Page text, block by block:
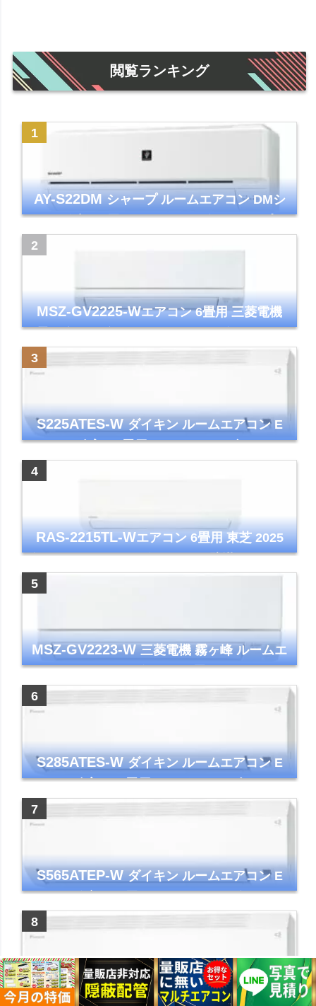
閲覧ランキング
AY-S22DMシャープ ルームエアコン DMシ
リーズ 主に6畳 ホワイト 2024年モデル プラ
MSZ-GV2225-Wエアコン 6畳用 三菱電機
霧ヶ峰 2025年モデル GVシリーズ ピュアホ
ワイト 清潔 除湿 単相100V
S225ATES-Wダイキン ルームエアコン E
シリーズ 主に6畳用 ホワイト 2025年モデル
RAS-2215TL-Wエアコン 6畳用 東芝 2025
年モデル TLシリーズ ホワイト 壁掛け クーラ
MSZ-GV2223-W三菱電機 霧ヶ峰 ルームエ
アコン GVシリーズ おもに6畳用 ピュアホワ
イト 2023年モデル
S285ATES-Wダイキン ルームエアコン E
シリーズ 主に10畳用 ホワイト 2025年モデル
コンパクトモデル ストリーマ
S565ATEP-Wダイキン ルームエアコン E
シリーズ 主に18畳用 ホワイト 2025年モデル
コンパクトモデル ストリーマ
S255ATES-Wダイキン ルームエアコン E